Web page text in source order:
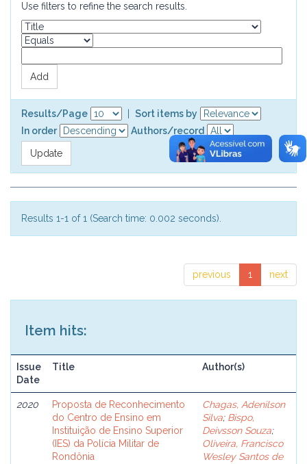
Use filters to refine the search results.
Results/Page
Sort items by
In order
Authors/record
Results 1-1 of 1 (Search time: 0.002 seconds).
previous 1 next
Item hits:
Issue
Date
Title Author(s)
2020
Proposta de Reconhecimento
do Centro de Ensino em
Instituição de Ensino Superior
(IES) da Polícia Militar de
Rondônia
Chagas, Adenilson
Silva; Bispo,
Deivsson Souza;
Oliveira, Francisco
Wesley Santos de